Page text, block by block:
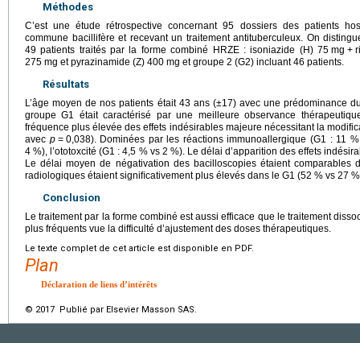
Méthodes
C’est une étude rétrospective concernant 95 dossiers des patients
commune bacillifère et recevant un traitement antituberculeux. On
49 patients traités par la forme combiné HRZE : isoniazide (H) 75 mg +
275 mg et pyrazinamide (Z) 400 mg et groupe 2 (G2) incluant 46 patients.
Résultats
L’âge moyen de nos patients était 43 ans (±17) avec une prédominance
groupe G1 était caractérisé par une meilleure observance
fréquence plus élevée des effets indésirables majeure nécessitant la
avec p = 0,038). Dominées par les réactions immunoallergique (G1 : 11
4 %), l’ototoxcité (G1 : 4,5 % vs 2 %). Le délai d’apparition des effets
Le délai moyen de négativation des bacilloscopies étaient comparables
radiologiques étaient signiﬁcativement plus élevés dans le G1 (52 % vs 27
Conclusion
Le traitement par la forme combiné est aussi efficace que le traitement
plus fréquents vue la difficulté d’ajustement des doses thérapeutiques.
Le texte complet de cet article est disponible en PDF.
Plan
Déclaration de liens d’intérêts
© 2017 Publié par Elsevier Masson SAS.